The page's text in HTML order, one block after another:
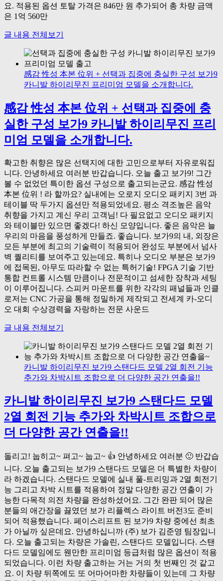
요. 적용된 옵션 토탈 가격은 846만 원 추가되어 총 차량 금액
은 1억 560만
글 내용 전체보기
感감 性성 本본 位위 + 선택과 집중에 충실한 구성 보가9
카니발 하이리무진 프리미엄 모델을 소개합니다.
感감 性성 本본 位위 + 선택과 집중에 충
실한 구성 보가9 카니발 하이리무진 프리
미엄 모델을 소개합니다.
확고한 취향은 많은 선택지에 대한 고민으로부터 자유로워집
니다. 안녕하세요 여러분 반갑습니다. 오늘 출고 보가9! 그간
볼 수 없었던 특이한 옵션 구성으로 출고되는군요. 感감 性성
本본 位위 ! 라 할까요? 실내에는 오로지 오디오 패키지 3번 과
테이블 딱 두가지 옵션만 적용되었네요. 평소 격조높은 음악
취향을 가지고 계신 우리 고객님! 다 필요없고 오디오 패키지
와 테이블만 있으면 좋겠다! 하신 모양입니다. 좋은 음악은 늘
우리의 마음을 풍성하게 만들죠. 좋습니다. 보가9의 내, 외장은
모든 부분에 최고의 기술력이 적용되어 완성도 부분에서 넘사
벽 퀄리티를 보여주고 있는데요. 특히나 오디오 부분은 보가9
에 접목된, 아무도 따라할 수 없는 특허기술! FPGA 기술 기반
통합 컨트롤 시스템 만큼이나 전문적이고 섬세한 장착과 세팅
이 이루어집니다. 스피커 마운트를 위한 각각의 패널들과 인클
로저는 CNC 가공을 통해 정밀하게 제작되고 전세계 카-오디
오 대회 수상경력을 자랑하는 전문 사운드
글 내용 전체보기
카니발 하이리무진 보가9 스탠다드 모델 2열 회전 기능
추가와 차박시트 조합으로 더 다양한 공간 연출을!!
카니발 하이리무진 보가9 스탠다드 모델
2열 회전 기능 추가와 차박시트 조합으로
더 다양한 공간 연출을!!
돌리고! 눕히고~ 펴고~ 눕고~ 👍 안녕하세요 여러분 🙂 반갑습
니다. 오늘 출고되는 보가9 스탠다드 모델은 더 특별한 차량이
라 하겠습니다. 스탠다드 모델에 실내 풀-트리밍과 2열 회전기
능 그리고 차박 시트를 적용하여 정말 다양한 공간 연출이 가
능한 다목적 의전 차량을 완성하셨어요. 그간 완판 되어 많은
분들의 애간장을 끓였던 보가 리플렉스 라이트 버전3도 준비
되어 적용했습니다. 페이스리프트 된 보가9 차량 중에선 최초
가 아닐까 싶은데요. 안녕하십니까 (주) 보가 김준영 팀장입니
다. 오늘 출고되는 차량은 가솔린, 스탠다드 모델입니다. 스탠
다드 모델임에도 웬만한 프리미엄 등급처럼 많은 옵션이 적용
되었습니다. 이런 차량 출고하는 거는 거의 첫 번째인 것 같고
요. 이 차량 뒤쪽에도 또 어마어마한 차량들이 있는데 그 차량